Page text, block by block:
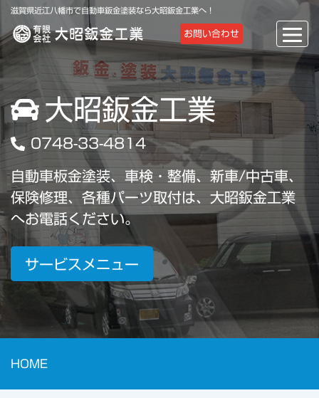
滋賀県近江八幡市で自動車鈑金塗装なら大昭鈑金工業へ！
お問い合わせ
大昭鈑金工業
0748-33-4814
自動車板金塗装、車検・整備、新車/中古車、
保険修理、各種パーツ取付は、大昭鈑金工業
へお電話ください。
サービスメニュー
HOME